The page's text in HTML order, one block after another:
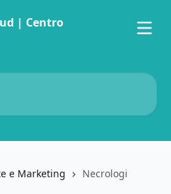
e Marketing Necrologi